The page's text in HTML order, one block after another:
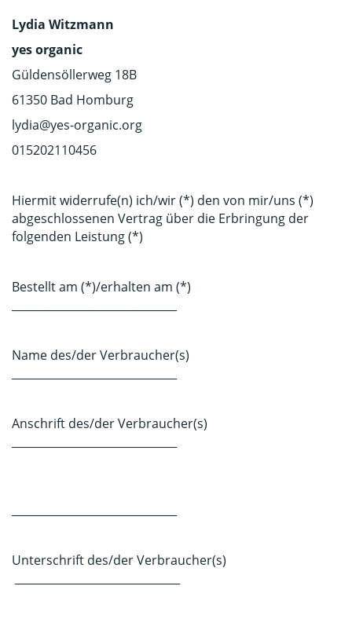
Lydia Witzmann
yesorganic
Güldensöllerweg 18B
61350 Bad Homburg
lydia@yes-organic.org
015202110456
Hiermit widerrufe(n) ich/wir (*) den von mir/uns (*)
abgeschlossenen Vertrag über die Erbringung der
folgenden Leistung (*)
Bestellt am (*)/erhalten am (*)
Name des/der Verbraucher(s)
Anschrift des/der Verbraucher(s)
Unterschrift des/der Verbraucher(s)